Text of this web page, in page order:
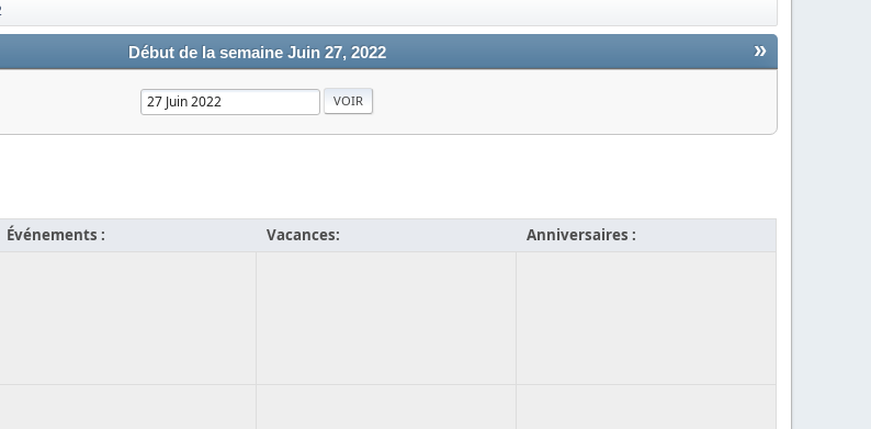
»
Début de la semaine Juin 27, 2022
Événements : Vacances: Anniversaires :